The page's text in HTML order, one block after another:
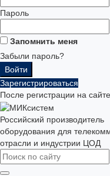
Пароль
Запомнить меня
Забыли пароль?
Зарегистрироваться
После регистрации на
Российский производитель
оборудования для
отрасли и индустрии ЦОД